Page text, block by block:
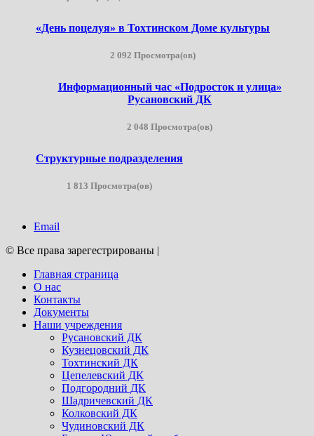
«День поцелуя» в Тохтинском Доме культуры
2 092 Просмотра(ов)
Информационный час «Подросток и улица»
Русановский ДК
2 048 Просмотра(ов)
Структурные подразделения
1 813 Просмотра(ов)
Email
© Все права зарегестрированы |
Главная страница
О нас
Контакты
Документы
Наши учреждения
Русановский ДК
Кузнецовский ДК
Тохтинский ДК
Цепелевский ДК
Подгородний ДК
Шадричевский ДК
Колковский ДК
Чудиновский ДК